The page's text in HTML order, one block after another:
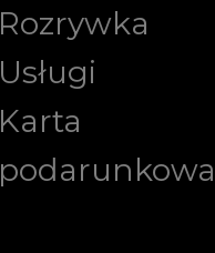
Rozrywka
Usługi
Karta
podarunkowa